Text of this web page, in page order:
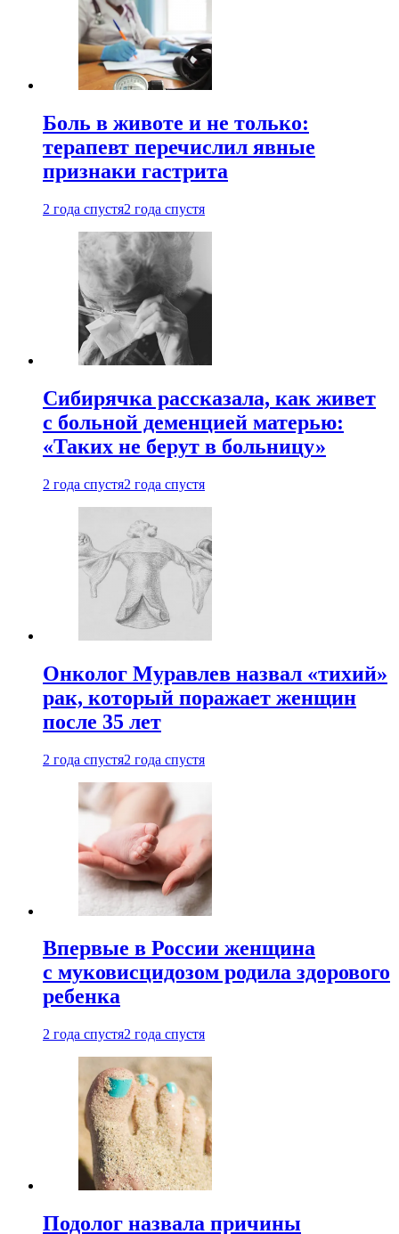
Боль в животе и не только:
терапевт перечислил явные
признаки гастрита
2 года спустя2 года спустя
Сибирячка рассказала, как живет
с больной деменцией матерью:
«Таких не берут в больницу»
2 года спустя2 года спустя
Онколог Муравлев назвал «тихий»
рак, который поражает женщин
после 35 лет
2 года спустя2 года спустя
Впервые в России женщина
с муковисцидозом родила здорового
ребенка
2 года спустя2 года спустя
Подолог назвала причины